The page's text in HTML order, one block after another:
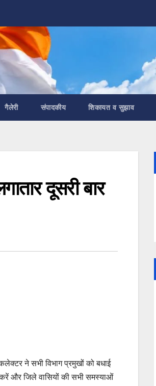
गैलेरी संपादकीय शिकायत व सुझाव
दूसरी बार
ने सभी विभाग प्रमुखों को बधाई
करें और जिले वासियों की सभी समस्याओं